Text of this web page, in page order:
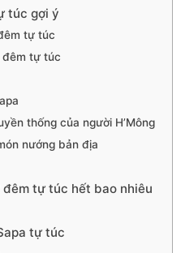
túc gợi ý
tự túc
đêm tự túc
thống của người H’Mông
nướng bản địa
tự túc hết bao nhiêu
tự túc